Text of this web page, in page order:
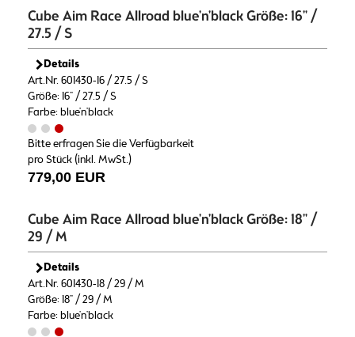
Cube Aim Race Allroad blue'n'black Größe: 16" /
27.5 / S
Details
Art.Nr. 601430-16 / 27.5 / S
Größe: 16" / 27.5 / S
Farbe: blue'n'black
Bitte erfragen Sie die Verfügbarkeit
pro Stück (inkl. MwSt.)
779,00 EUR
Cube Aim Race Allroad blue'n'black Größe: 18" /
29 / M
Details
Art.Nr. 601430-18 / 29 / M
Größe: 18" / 29 / M
Farbe: blue'n'black